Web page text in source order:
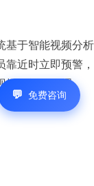
于智能视频分
靠近时立即预警
智能化管理。
免费咨询